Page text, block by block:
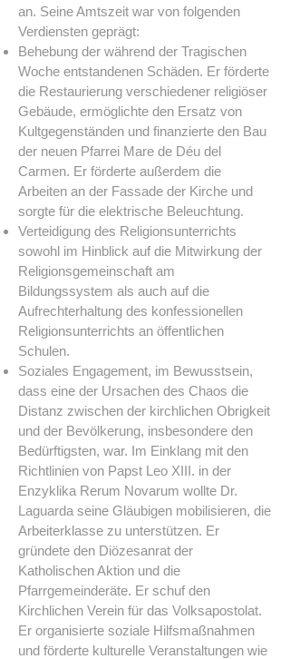
an. Seine Amtszeit war von folgenden
Verdiensten geprägt:
Behebung der während der Tragischen
Woche entstandenen Schäden. Er förderte
die Restaurierung verschiedener religiöser
Gebäude, ermöglichte den Ersatz von
Kultgegenständen und finanzierte den Bau
der neuen Pfarrei Mare de Déu del
Carmen. Er förderte außerdem die
Arbeiten an der Fassade der Kirche und
sorgte für die elektrische Beleuchtung.
Verteidigung des Religionsunterrichts
sowohl im Hinblick auf die Mitwirkung der
Religionsgemeinschaft am
Bildungssystem als auch auf die
Aufrechterhaltung des konfessionellen
Religionsunterrichts an öffentlichen
Schulen.
Soziales Engagement, im Bewusstsein,
dass eine der Ursachen des Chaos die
Distanz zwischen der kirchlichen Obrigkeit
und der Bevölkerung, insbesondere den
Bedürftigsten, war. Im Einklang mit den
Richtlinien von Papst Leo XIII. in der
Enzyklika Rerum Novarum wollte Dr.
Laguarda seine Gläubigen mobilisieren, die
Arbeiterklasse zu unterstützen. Er
gründete den Diözesanrat der
Katholischen Aktion und die
Pfarrgemeinderäte. Er schuf den
Kirchlichen Verein für das Volksapostolat.
Er organisierte soziale Hilfsmaßnahmen
und förderte kulturelle Veranstaltungen wie